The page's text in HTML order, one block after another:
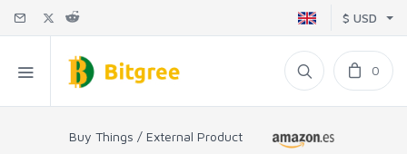
$ USD
0
Buy Things / External Product